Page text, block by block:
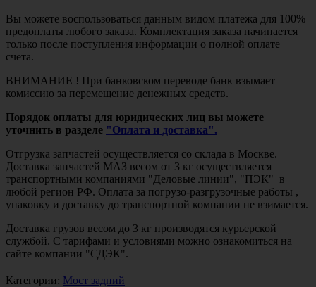
Вы можете воспользоваться данным видом платежа для 100%
предоплаты любого заказа. Комплектация заказа начинается
только после поступления информации о полной оплате
счета.
ВНИМАНИЕ ! При банковском переводе банк взымает
комиссию за перемещение денежных средств.
Порядок оплаты для юридических лиц вы можете
уточнить в разделе "Оплата и доставка".
Отгрузка запчастей осуществляется со склада в Москве.
Доставка запчастей МАЗ весом от 3 кг осуществляется
транспортными компаниями "Деловые линии", "ПЭК" в
любой регион РФ. Оплата за погрузо-разгрузочные работы ,
упаковку и доставку до транспортной компании не взимается.
Доставка грузов весом до 3 кг производятся курьерской
службой. С тарифами и условиями можно ознакомиться на
сайте компании "СДЭК".
Категории: Мост задний